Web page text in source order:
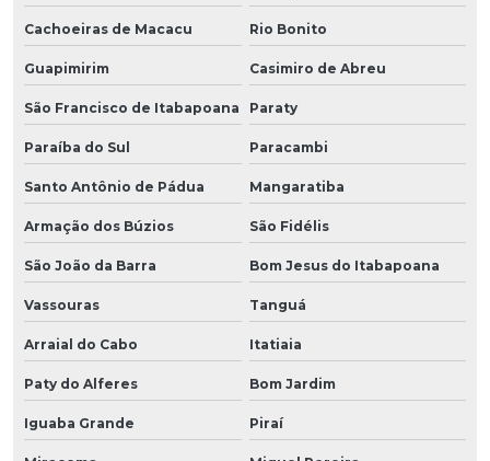
Cachoeiras de Macacu Rio Bonito
Guapimirim Casimiro de Abreu
São Francisco de Itabapoana Paraty
Paraíba do Sul Paracambi
Santo Antônio de Pádua Mangaratiba
Armação dos Búzios São Fidélis
São João da Barra Bom Jesus do Itabapoana
Vassouras Tanguá
Arraial do Cabo Itatiaia
Paty do Alferes Bom Jardim
Iguaba Grande Piraí